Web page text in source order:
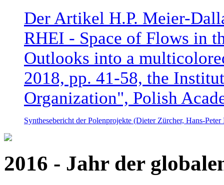
Der Artikel H.P. Meier-
RHEI - Space of Flows in
Outlooks into a
2018, pp. 41-58, the
Organization", Polish
Synthesebericht der Polenprojekte (Dieter Zürcher, Hans-
2016 - Jahr der